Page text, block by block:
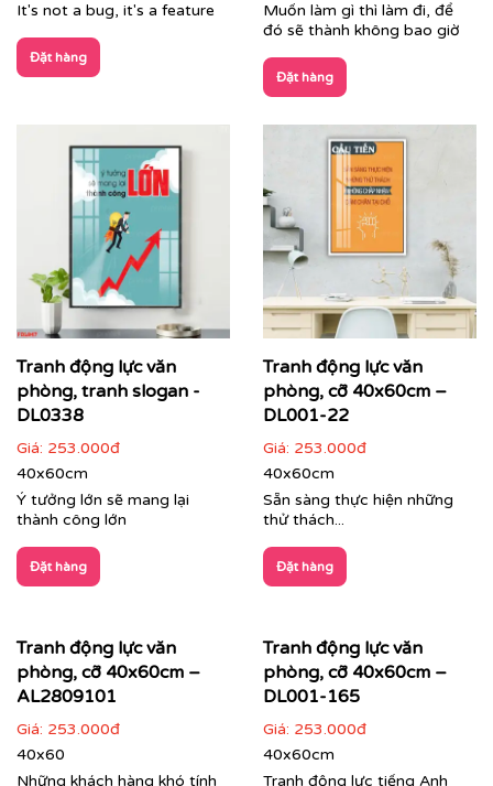
Bạn muốn không gian mang đậm bản sắc thương hiệu?
Dịch vụin tranh theo yêu cầu
hiện thực hóa mọi ý tưởng:
Chuyển hóa những bức ảnh, thiết kế riêng biệt
hoặc bất kỳ thông điệp nào bạn mong muốn
thành tác phẩm nghệ thuật treo tường cao cấp.
Đa dạng chất liệu, kích thước và kiểu dáng khung,
phù hợp với mọi không gian từ phòng họp, khu
vực lễ tân đến không gian làm việc chung (co-
working space).
It's not a bug, it's a feature
Đặt hàng
Muốn làm gì thì làm đi, để
đó sẽ thành không bao giờ
Đặt hàng
Tranh động lực văn
phòng, tranh slogan -
DL0338
Giá: 253.000đ
40x60cm
Ý tưởng lớn sẽ mang lại
thành công lớn
Đặt hàng
Tranh động lực văn
phòng, cỡ 40x60cm –
DL001-22
Giá: 253.000đ
40x60cm
Sẵn sàng thực hiện những
thử thách...
Đặt hàng
Tranh động lực văn
phòng, cỡ 40x60cm –
AL2809101
Giá: 253.000đ
40x60
Những khách hàng khó tính
Tranh động lực văn
phòng, cỡ 40x60cm –
DL001-165
Giá: 253.000đ
40x60cm
Tranh động lực tiếng Anh